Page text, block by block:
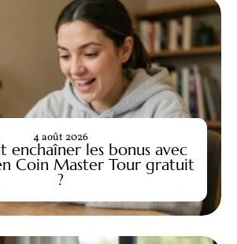
enchaîner les bonus avec
Coin Master Tour gratuit
?
4 août 2026